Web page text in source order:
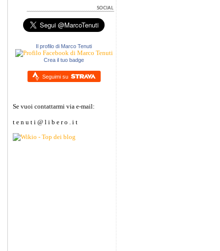
Il profilo di Marco Tenuti
Crea il tuo badge
Seguimi su
Se vuoi contattarmi via e-mail:
t e n u t i @ l i b e r o . i t